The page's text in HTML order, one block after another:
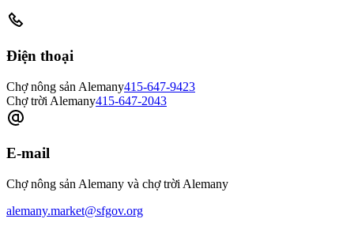
Điện thoại
Chợ nông sản Alemany415-647-9423
Chợ trời Alemany415-647-2043
E-mail
Chợ nông sản Alemany và chợ trời Alemany
alemany.market@sfgov.org